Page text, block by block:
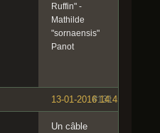
Ruffin" -
Mathilde
"sornaensis"
Panot
#131
13-01-2016 14:45:46
Un câble